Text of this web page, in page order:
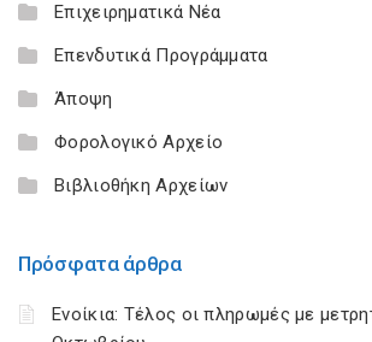
Επιχειρηματικά Νέα
Επενδυτικά Προγράμματα
Άποψη
Φορολογικό Αρχείο
Βιβλιοθήκη Αρχείων
Πρόσφατα άρθρα
Ενοίκια: Τέλος οι πληρωμές με